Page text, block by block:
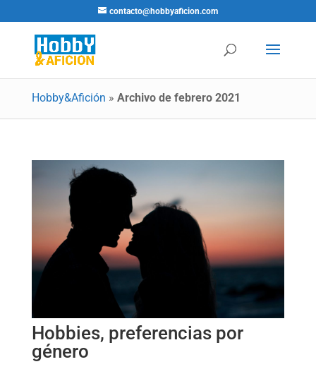
contacto@hobbyaficion.com
Hobby&Afición » Archivo de febrero 2021
Hobbies, preferencias por
género